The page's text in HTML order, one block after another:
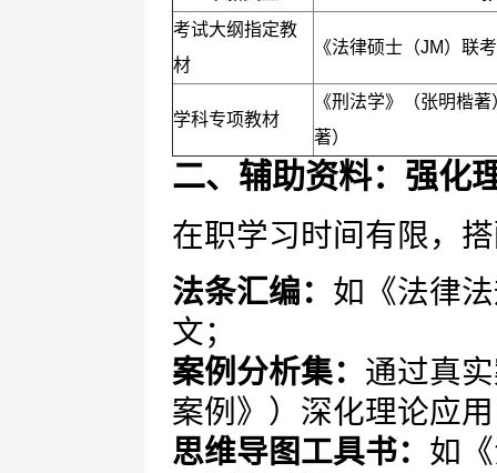
考试大纲指定教
材
《法律硕士（JM）联
学科专项教材
《刑法学》（张明楷
著）
二、辅助资料：强化
在职学习时间有限，
法条汇编： 如《法律
文；
案例分析集： 通过真
案例》）深化理论应
思维导图工具书： 如